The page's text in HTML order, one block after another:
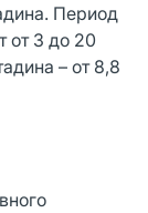
Период
от 3 до 20
– от 8,8